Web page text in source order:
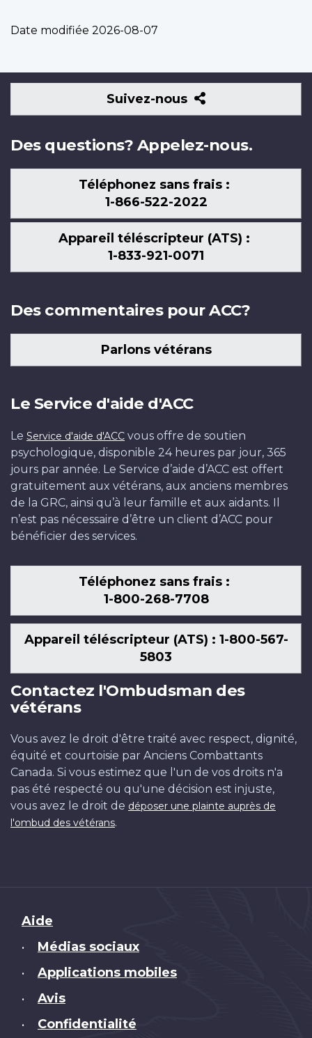
Date modifiée 2026-08-07
Suivez-nous
Suivez-
nous
Des questions? Appelez-nous.
Téléphonez sans frais :
1-866-522-2022
Appareil téléscripteur (ATS) :
1-833-921-0071
Des commentaires pour ACC?
Parlons vétérans
Le Service d'aide d'ACC
Le Service d'aide d'ACC vous offre de soutien
psychologique, disponible 24 heures par jour, 365
jours par année. Le Service d’aide d’ACC est offert
gratuitement aux vétérans, aux anciens membres
de la GRC, ainsi qu’à leur famille et aux aidants. Il
n’est pas nécessaire d’être un client d’ACC pour
bénéficier des services.
Téléphonez sans frais :
1-800-268-7708
Appareil téléscripteur (ATS) : 1-800-567-
5803
Contactez l'Ombudsman des
vétérans
Vous avez le droit d'être traité avec respect, dignité,
équité et courtoisie par Anciens Combattants
Canada. Si vous estimez que l'un de vos droits n'a
pas été respecté ou qu'une décision est injuste,
vous avez le droit de déposer une plainte auprès de
l'ombud des vétérans.
Brand
Aide
• Médias sociaux
• Applications mobiles
• Avis
• Confidentialité